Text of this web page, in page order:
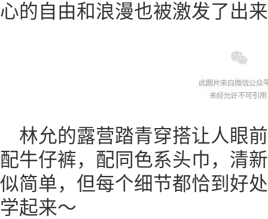
心的自由和浪漫也被激发了出
林允的露营踏青穿搭让人眼
配牛仔裤，配同色系头巾，清
似简单，但每个细节都恰到好
学起来～